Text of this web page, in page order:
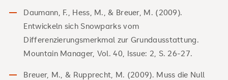
Daumann, F., Hess, M., & Breuer, M. (2009).
Entwickeln sich Snowparks vom
Differenzierungsmerkmal zur Grundausstattung.
Mountain Manager, Vol. 40, Issue: 2, S. 26-27.
Breuer, M., & Rupprecht, M. (2009). Muss die Null